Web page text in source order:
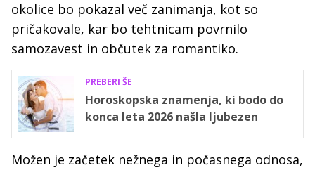
okolice bo pokazal več zanimanja, kot so
pričakovale, kar bo tehtnicam povrnilo
samozavest in občutek za romantiko.
PREBERI ŠE
Horoskopska znamenja, ki bodo do
konca leta 2026 našla ljubezen
Možen je začetek nežnega in počasnega odnosa,